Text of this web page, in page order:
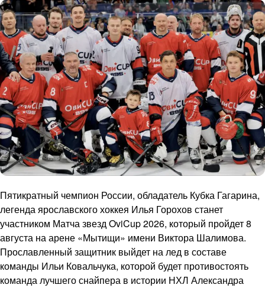
Пятикратный чемпион России, обладатель Кубка Гагарина,
легенда ярославского хоккея Илья Горохов станет
участником Матча звезд OviCup 2026, который пройдет 8
августа на арене «Мытищи» имени Виктора Шалимова.
Прославленный защитник выйдет на лед в составе
команды Ильи Ковальчука, которой будет противостоять
команда лучшего снайпера в истории НХЛ Александра